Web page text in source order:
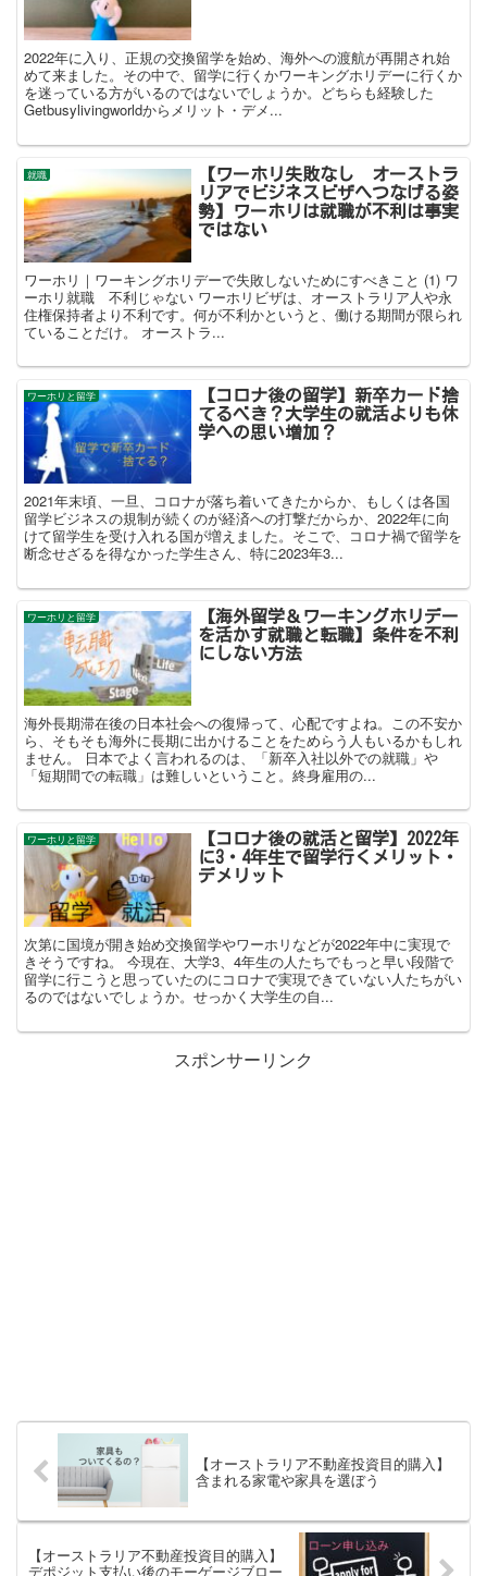
2022年に入り、正規の交換留学を始め、海外への渡航が再開され始
めて来ました。その中で、留学に行くかワーキングホリデーに行くか
を迷っている方がいるのではないでしょうか。どちらも経験した
Getbusylivingworldからメリット・デメ...
就職
【ワーホリ失敗なし オーストラ
リアでビジネスビザへつなげる姿
勢】ワーホリは就職が不利は事実
ではない
ワーホリ｜ワーキングホリデーで失敗しないためにすべきこと (1) ワ
ーホリ就職 不利じゃない ワーホリビザは、オーストラリア人や永
住権保持者より不利です。何が不利かというと、働ける期間が限られ
ていることだけ。 オーストラ...
ワーホリと留学
【コロナ後の留学】新卒カード捨
てるべき？大学生の就活よりも休
学への思い増加？
2021年末頃、一旦、コロナが落ち着いてきたからか、もしくは各国
留学ビジネスの規制が続くのが経済への打撃だからか、2022年に向
けて留学生を受け入れる国が増えました。そこで、コロナ禍で留学を
断念せざるを得なかった学生さん、特に2023年3...
ワーホリと留学
【海外留学＆ワーキングホリデー
を活かす就職と転職】条件を不利
にしない方法
海外長期滞在後の日本社会への復帰って、心配ですよね。この不安か
ら、そもそも海外に長期に出かけることをためらう人もいるかもしれ
ません。 日本でよく言われるのは、「新卒入社以外での就職」や
「短期間での転職」は難しいということ。終身雇用の...
ワーホリと留学
【コロナ後の就活と留学】2022年
に3・4年生で留学行くメリット・
デメリット
次第に国境が開き始め交換留学やワーホリなどが2022年中に実現で
きそうですね。 今現在、大学3、4年生の人たちでもっと早い段階で
留学に行こうと思っていたのにコロナで実現できていない人たちがい
るのではないでしょうか。せっかく大学生の自...
スポンサーリンク
【オーストラリア不動産投資目的購入】
含まれる家電や家具を選ぼう
【オーストラリア不動産投資目的購入】
デポジット支払い後のモーゲージブロー